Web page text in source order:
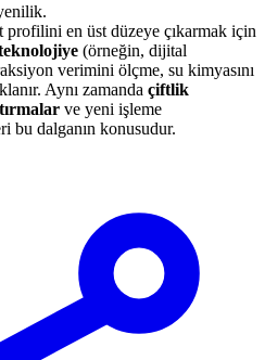
profilini en üst düzeye çıkarmak için
(örneğin, dijital
verimini ölçme, su kimyasını
Aynı zamanda çiftlik
ve yeni işleme
bu dalganın konusudur.